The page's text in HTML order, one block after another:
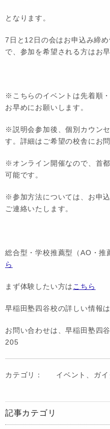
となります。
7日と12日の会はお申込み締
で、参加を希望される方はお
※こちらのイベントは先着順
お早めにお願いします。
※説明会参加後、個別カウン
す。詳細はご希望の校舎にお
※オンライン開催なので、首
可能です。
※参加方法については、お申
ご連絡いたします。
総合型・学校推薦型（AO・推
ら
まず体験したい方は こちら
早稲田塾四谷校の詳しい情報は
お問い合わせは、早稲田塾
205
カテゴリ： イベント、ガ
記事カテゴリ